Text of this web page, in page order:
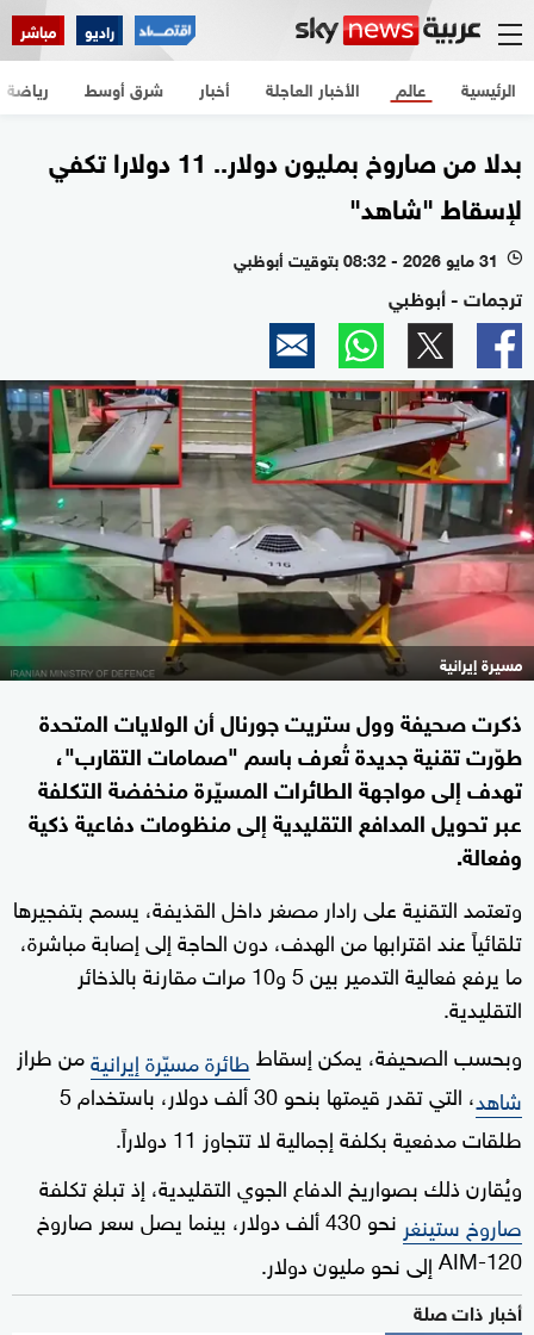
راديو مباشر
الرئيسية الأخبار العاجلة أخبار شرق أوسط عالم رياضة
بدلا من صاروخ بمليون دولار.. 11 دولارا تكفي
لإسقاط "شاهد"
l 31 مايو 2026 - 08:32 بتوقيت أبوظبي
ترجمات - أبوظبي
مسيرة إيرانية
ذكرت صحيفة وول ستريت جورنال أن الولايات المتحدة
طوّرت تقنية جديدة تُعرف باسم "صمامات التقارب"،
تهدف إلى مواجهة الطائرات المسيّرة منخفضة التكلفة
عبر تحويل المدافع التقليدية إلى منظومات دفاعية ذكية
وفعالة.
وتعتمد التقنية على رادار مصغر داخل القذيفة، يسمح بتفجيرها
تلقائياً عند اقترابها من الهدف، دون الحاجة إلى إصابة مباشرة،
ما يرفع فعالية التدمير بين 5 و10 مرات مقارنة بالذخائر
التقليدية.
وبحسب الصحيفة، يمكن إسقاططائرة مسيّرة إيرانيةمن طراز
شاهد، التي تقدر قيمتها بنحو 30 ألف دولار، باستخدام 5
طلقات مدفعية بكلفة إجمالية لا تتجاوز 11 دولاراً.
ويُقارن ذلك بصواريخ الدفاع الجوي التقليدية، إذ تبلغ تكلفة
صاروخ ستينغر
نحو 430 ألف دولار، بينما يصل سعر صاروخ
AIM-120إلى نحو مليون دولار.
أخبار ذات صلة